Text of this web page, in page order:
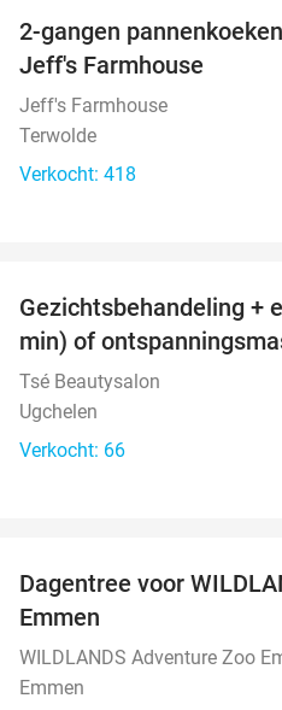
2-gangen
Jeff's Farmhouse
Jeff's Farmhouse
Terwolde
Verkocht: 418
OUT
Gezichtsbehandeling +
min) of
Tsé Beautysalon
Ugchelen
Verkocht: 66
Dagentree voor
Emmen
WILDLANDS Adventure Zoo
Emmen